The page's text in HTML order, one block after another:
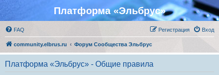
Платформа «Эльбрус»
FAQ Вход
Регистрация
community.elbrus.ru Форум Сообщества Эльбрус
Платформа «Эльбрус» - Общие правила